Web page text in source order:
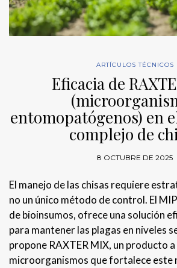
ARTÍCULOS TÉCNICOS
Eficacia de
entomopatógenos) en
complejo de
8 OCTUBRE DE 2025
El manejo de las chisas requiere
no un único método de control. El
de bioinsumos, ofrece una solución
para mantener las plagas en niveles
propone RAXTER MIX, un producto a
microorganismos que fortalece este